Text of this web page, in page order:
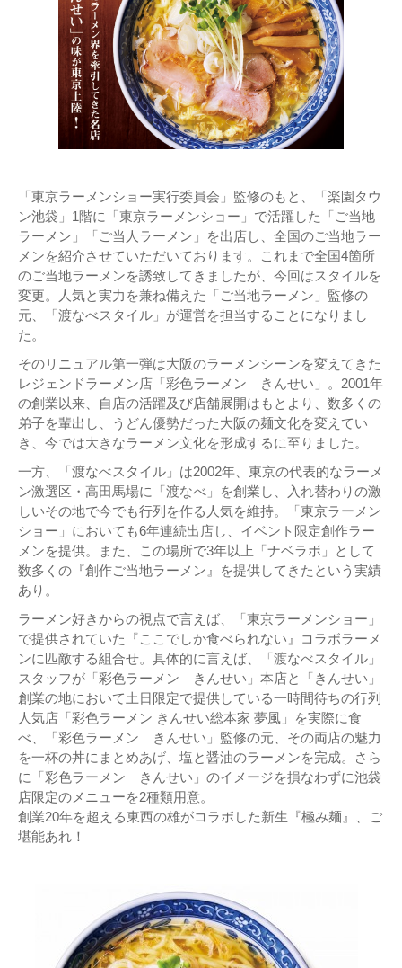
「東京ラーメンショー実行委員会」監修のもと、「楽園タウ
ン池袋」1階に「東京ラーメンショー」で活躍した「ご当地
ラーメン」「ご当人ラーメン」を出店し、全国のご当地ラー
メンを紹介させていただいております。これまで全国4箇所
のご当地ラーメンを誘致してきましたが、今回はスタイルを
変更。人気と実力を兼ね備えた「ご当地ラーメン」監修の
元、「渡なべスタイル」が運営を担当することになりまし
た。
そのリニュアル第一弾は大阪のラーメンシーンを変えてきた
レジェンドラーメン店「彩色ラーメン きんせい」。2001年
の創業以来、自店の活躍及び店舗展開はもとより、数多くの
弟子を輩出し、うどん優勢だった大阪の麺文化を変えてい
き、今では大きなラーメン文化を形成するに至りました。
一方、「渡なべスタイル」は2002年、東京の代表的なラーメ
ン激選区・高田馬場に「渡なべ」を創業し、入れ替わりの激
しいその地で今でも行列を作る人気を維持。「東京ラーメン
ショー」においても6年連続出店し、イベント限定創作ラー
メンを提供。また、この場所で3年以上「ナベラボ」として
数多くの『創作ご当地ラーメン』を提供してきたという実績
あり。
ラーメン好きからの視点で言えば、「東京ラーメンショー」
で提供されていた『ここでしか食べられない』コラボラーメ
ンに匹敵する組合せ。具体的に言えば、「渡なべスタイル」
スタッフが「彩色ラーメン きんせい」本店と「きんせい」
創業の地において土日限定で提供している一時間待ちの行列
人気店「彩色ラーメン きんせい総本家 夢風」を実際に食
べ、「彩色ラーメン きんせい」監修の元、その両店の魅力
を一杯の丼にまとめあげ、塩と醤油のラーメンを完成。さら
に「彩色ラーメン きんせい」のイメージを損なわずに池袋
店限定のメニューを2種類用意。
創業20年を超える東西の雄がコラボした新生『極み麺』、ご
堪能あれ！